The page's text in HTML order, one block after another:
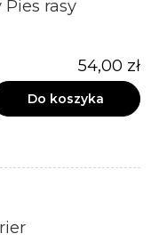
rasy
54,00 zł
Do koszyka